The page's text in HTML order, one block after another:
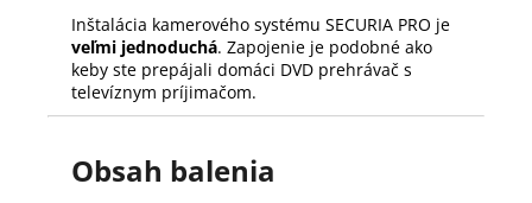
Inštalácia kamerového systému SECURIA PRO je
veľmi jednoduchá. Zapojenie je podobné ako
keby ste prepájali domáci DVD prehrávač s
televíznym príjimačom.
Obsah balenia